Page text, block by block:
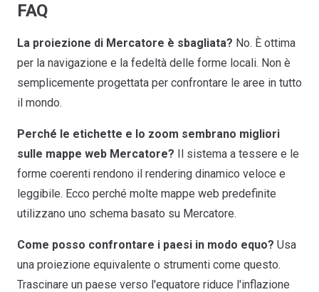
FAQ
La proiezione di Mercatore è sbagliata? No. È ottima
per la navigazione e la fedeltà delle forme locali. Non è
semplicemente progettata per confrontare le aree in tutto
il mondo.
Perché le etichette e lo zoom sembrano migliori
sulle mappe web Mercatore? Il sistema a tessere e le
forme coerenti rendono il rendering dinamico veloce e
leggibile. Ecco perché molte mappe web predefinite
utilizzano uno schema basato su Mercatore.
Come posso confrontare i paesi in modo equo? Usa
una proiezione equivalente o strumenti come questo.
Trascinare un paese verso l'equatore riduce l'inflazione